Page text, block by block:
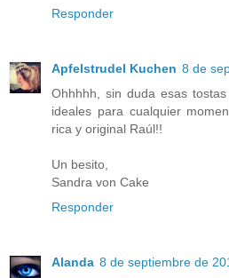
Responder
Apfelstrudel Kuchen 8 de
Ohhhhh, sin duda esas
ideales para cualquier
rica y original Raúl!!
Un besito,
Sandra von Cake
Responder
Alanda 8 de septiembre de